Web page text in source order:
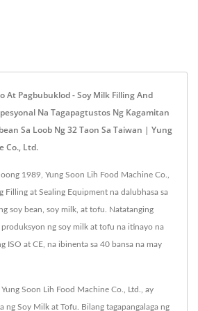
At Pagbubuklod - Soy Milk Filling And
Na Tagapagtustos Ng Kagamitan
Sa Loob Ng 32 Taon Sa Taiwan | Yung
Co., Ltd.
1989, Yung Soon Lih Food Machine Co.,
Filling at Sealing Equipment na dalubhasa sa
soy bean, soy milk, at tofu. Natatanging
ng soy milk at tofu na itinayo na
ISO at CE, na ibinenta sa 40 bansa na may
Soon Lih Food Machine Co., Ltd., ay
ng Soy Milk at Tofu. Bilang tagapangalaga ng